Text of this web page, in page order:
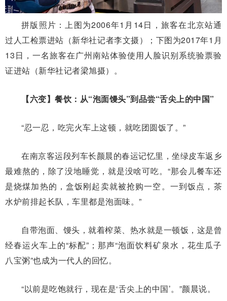
拼版照片：上图为2006年1月14日，旅客在北京站通
过人工检票进站（新华社记者李文摄）；下图为2017年1月
13日，一名旅客在广州南站体验使用人脸识别系统验票验
证进站（新华社记者梁旭摄）。
【六变】餐饮：从“泡面馒头”到品尝“舌尖上的中国”
“忍一忍，吃完火车上这顿，就吃团圆饭了。”
在南京客运段列车长颜晨的春运记忆里，坐绿皮车返乡
最难熬的，除了没地睡觉，就是没啥可吃。“那会儿餐车还
是烧煤加热的，盒饭刚起卖就被抢购一空。一到饭点，茶
水炉前排起长队，车里都是泡面味。”
自带泡面、馒头，就着榨菜、热水就是一顿饭，这是曾
经春运火车上的“标配”；那声“泡面饮料矿泉水，花生瓜子
八宝粥”也成为一代人的回忆。
“以前是吃饱就行，现在是‘舌尖上的中国’。”颜晨说。